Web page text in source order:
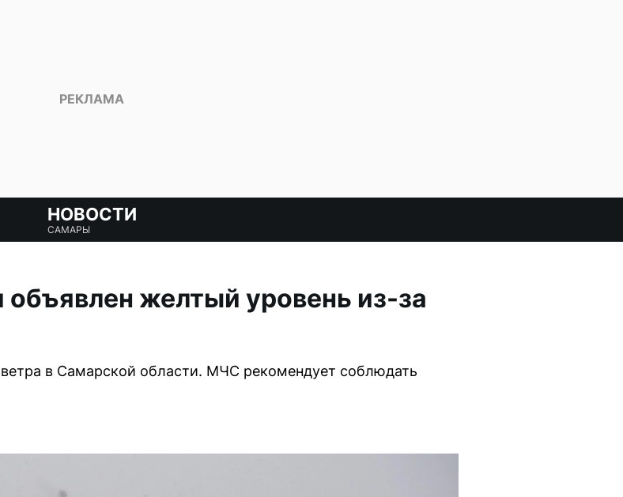
НОВОСТИ
САМАРЫ
желтый уровень из-за
в Самарской области. МЧС рекомендует соблюдать